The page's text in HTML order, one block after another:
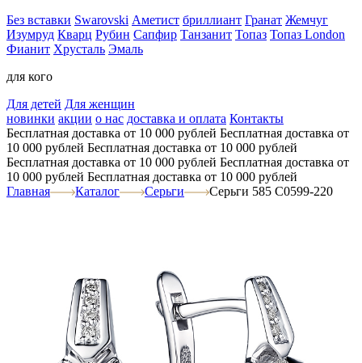
Без вставки Swarovski Аметист бриллиант Гранат Жемчуг
Изумруд Кварц Рубин Сапфир Танзанит Топаз Топаз London
Фианит Хрусталь Эмаль
для кого
Для детей Для женщин
новинки акции о нас доставка и оплата Контакты
Бесплатная доставка от 10 000 рублей Бесплатная доставка от
10 000 рублей Бесплатная доставка от 10 000 рублей
Бесплатная доставка от 10 000 рублей Бесплатная доставка от
10 000 рублей Бесплатная доставка от 10 000 рублей
Главная
Каталог Серьги Серьги 585 С0599-220